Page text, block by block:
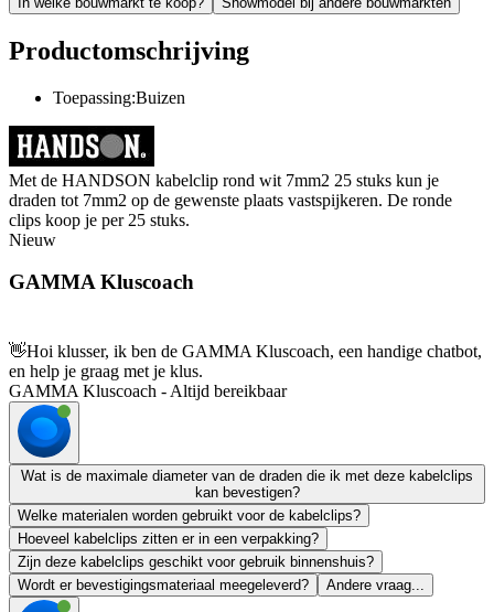
Productomschrijving
Toepassing:Buizen
Met de HANDSON kabelclip rond wit 7mm2 25 stuks kun je
draden tot 7mm2 op de gewenste plaats vastspijkeren. De ronde
clips koop je per 25 stuks.
Nieuw
GAMMA Kluscoach
👋Hoi klusser, ik ben de GAMMA Kluscoach, een handige chatbot,
en help je graag met je klus.
GAMMA Kluscoach - Altijd bereikbaar
Wat is de maximale diameter van de draden die ik met deze kabelclips
kan bevestigen?
Welke materialen worden gebruikt voor de kabelclips?
Hoeveel kabelclips zitten er in een verpakking?
Zijn deze kabelclips geschikt voor gebruik binnenshuis?
Wordt er bevestigingsmateriaal meegeleverd?
Andere vraag...